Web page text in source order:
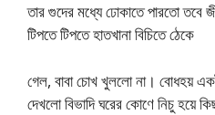
তার গুদের মধ্যে ঢোকাতে পারতো তবে
টিপতে টিপতে হাতখানা বিচিতে ঠেকে
গেল, বাবা চোখ খুললো না। বোধহয়
দেখলো বিভাদি ঘরের কোণে নিচু হয়ে